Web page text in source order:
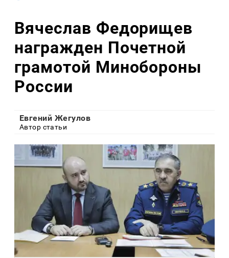
Вячеслав Федорищев
награжден Почетной
грамотой Минобороны
России
Евгений Жегулов
Автор статьи